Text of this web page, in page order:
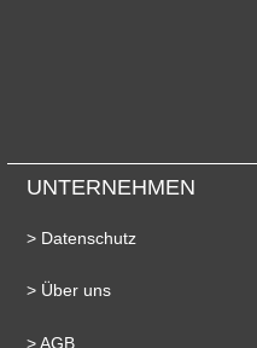
UNTERNEHMEN
> Datenschutz
> Über uns
> AGB